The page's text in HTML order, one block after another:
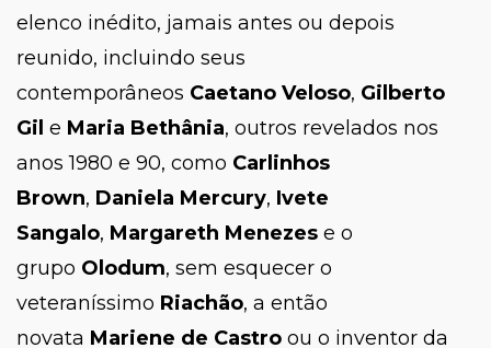
elenco inédito, jamais antes ou depois
reunido, incluindo seus
contemporâneos Caetano Veloso, Gilberto
Gil e Maria Bethânia, outros revelados nos
anos 1980 e 90, como Carlinhos
Brown, Daniela Mercury, Ivete
Sangalo, Margareth Menezes e o
grupo Olodum, sem esquecer o
veteraníssimo Riachão, a então
novata Mariene de Castro ou o inventor da